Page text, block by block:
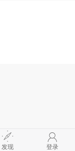
发现 登录